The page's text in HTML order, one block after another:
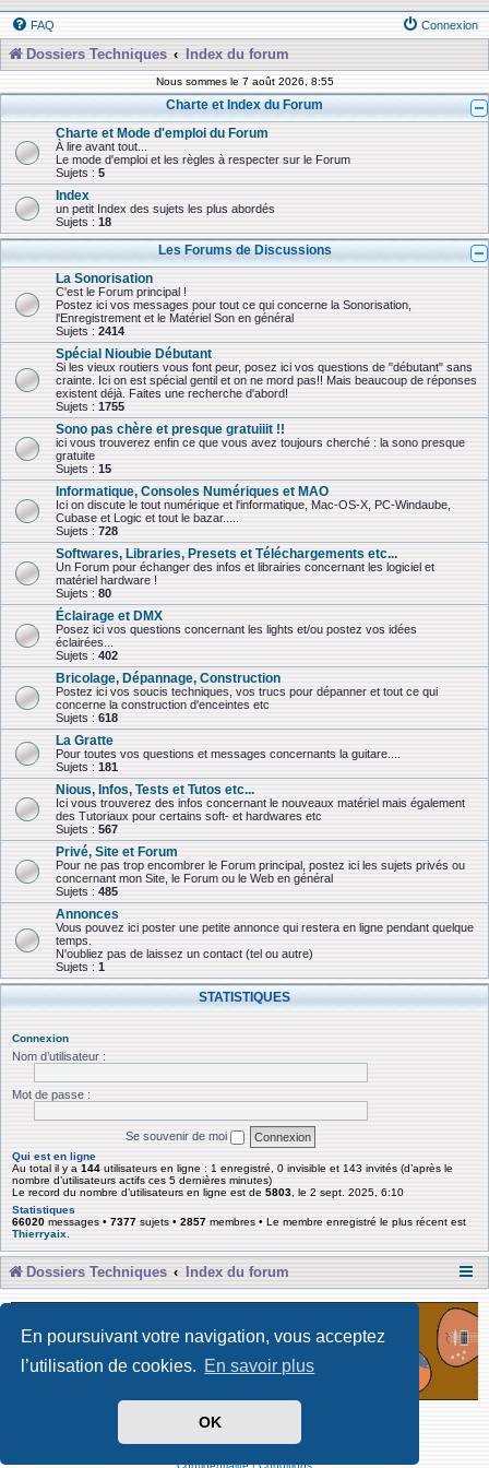
En poursuivant votre navigation, vous acceptez
l’utilisation de cookies. En savoir plus
OK
FAQ Connexion
Dossiers Techniques Index du forum
Nous sommes le 7 août 2026, 8:55
Charte et Index du Forum
Charte et Mode d'emploi du Forum
À lire avant tout...
Le mode d'emploi et les règles à respecter sur le Forum
Sujets : 5
Index
un petit Index des sujets les plus abordés
Sujets : 18
Les Forums de Discussions
La Sonorisation
C'est le Forum principal !
Postez ici vos messages pour tout ce qui concerne la Sonorisation,
l'Enregistrement et le Matériel Son en général
Sujets : 2414
Spécial Nioubie Débutant
Si les vieux routiers vous font peur, posez ici vos questions de "débutant" sans
crainte. Ici on est spécial gentil et on ne mord pas!! Mais beaucoup de réponses
existent déjà. Faites une recherche d'abord!
Sujets : 1755
Sono pas chère et presque gratuiiit !!
ici vous trouverez enfin ce que vous avez toujours cherché : la sono presque
gratuite
Sujets : 15
Informatique, Consoles Numériques et MAO
Ici on discute le tout numérique et l'informatique, Mac-OS-X, PC-Windaube,
Cubase et Logic et tout le bazar.....
Sujets : 728
Softwares, Libraries, Presets et Téléchargements etc...
Un Forum pour échanger des infos et librairies concernant les logiciel et
matériel hardware !
Sujets : 80
Éclairage et DMX
Posez ici vos questions concernant les lights et/ou postez vos idées
éclairées...
Sujets : 402
Bricolage, Dépannage, Construction
Postez ici vos soucis techniques, vos trucs pour dépanner et tout ce qui
concerne la construction d'enceintes etc
Sujets : 618
La Gratte
Pour toutes vos questions et messages concernants la guitare....
Sujets : 181
Nious, Infos, Tests et Tutos etc...
Ici vous trouverez des infos concernant le nouveaux matériel mais également
des Tutoriaux pour certains soft- et hardwares etc
Sujets : 567
Privé, Site et Forum
Pour ne pas trop encombrer le Forum principal, postez ici les sujets privés ou
concernant mon Site, le Forum ou le Web en général
Sujets : 485
Annonces
Vous pouvez ici poster une petite annonce qui restera en ligne pendant quelque
temps.
N'oubliez pas de laissez un contact (tel ou autre)
Sujets : 1
STATISTIQUES
Connexion
Nom d’utilisateur :
Mot de passe :
Se souvenir de moi
Qui est en ligne
Au total il y a 144 utilisateurs en ligne : 1 enregistré, 0 invisible et 143 invités (d’après le
nombre d’utilisateurs actifs ces 5 dernières minutes)
Le record du nombre d’utilisateurs en ligne est de 5803 , le 2 sept. 2025, 6:10
Statistiques
66020 messages • 7377 sujets • 2857 membres • Le membre enregistré le plus récent est
Thierryaix
Dossiers Techniques Index du forum
Développé par Forum Software © phpBB Limited
Traduit par phpBB-fr
Confidentialité|Conditions